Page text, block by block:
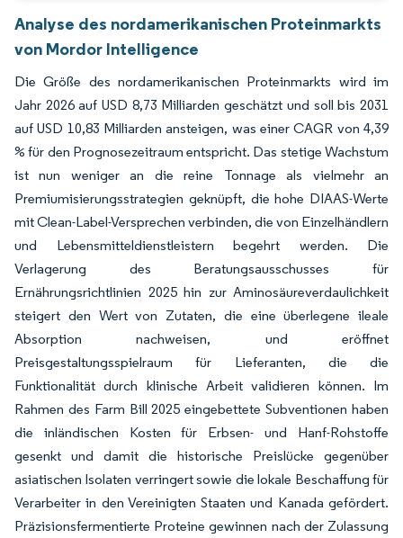
Analyse des nordamerikanischen Proteinmarkts
von Mordor Intelligence
Die Größe des nordamerikanischen Proteinmarkts wird im
Jahr 2026 auf USD 8,73 Milliarden geschätzt und soll bis 2031
auf USD 10,83 Milliarden ansteigen, was einer CAGR von 4,39
% für den Prognosezeitraum entspricht. Das stetige Wachstum
ist nun weniger an die reine Tonnage als vielmehr an
Premiumisierungsstrategien geknüpft, die hohe DIAAS-Werte
mit Clean-Label-Versprechen verbinden, die von Einzelhändlern
und Lebensmitteldienstleistern begehrt werden. Die
Verlagerung des Beratungsausschusses für
Ernährungsrichtlinien 2025 hin zur Aminosäureverdaulichkeit
steigert den Wert von Zutaten, die eine überlegene ileale
Absorption nachweisen, und eröffnet
Preisgestaltungsspielraum für Lieferanten, die die
Funktionalität durch klinische Arbeit validieren können. Im
Rahmen des Farm Bill 2025 eingebettete Subventionen haben
die inländischen Kosten für Erbsen- und Hanf-Rohstoffe
gesenkt und damit die historische Preislücke gegenüber
asiatischen Isolaten verringert sowie die lokale Beschaffung für
Verarbeiter in den Vereinigten Staaten und Kanada gefördert.
Präzisionsfermentierte Proteine gewinnen nach der Zulassung